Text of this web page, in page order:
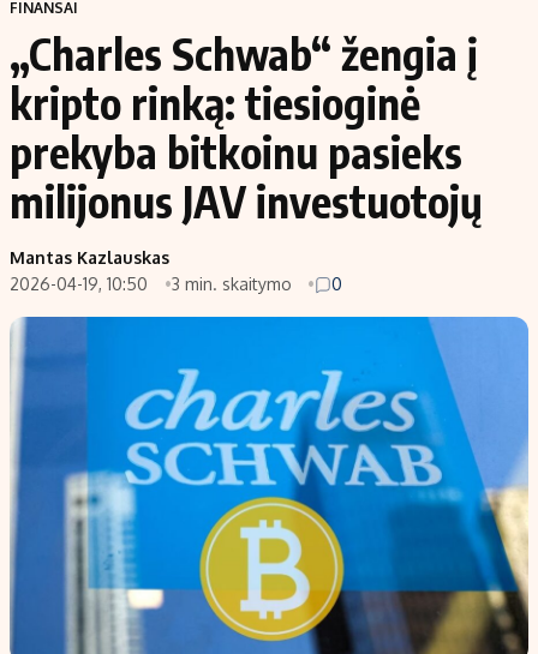
FINANSAI
„Charles Schwab“ žengia į
kripto rinką: tiesioginė
prekyba bitkoinu pasieks
milijonus JAV investuotojų
Mantas Kazlauskas
2026-04-19, 10:50
3 min. skaitymo 0